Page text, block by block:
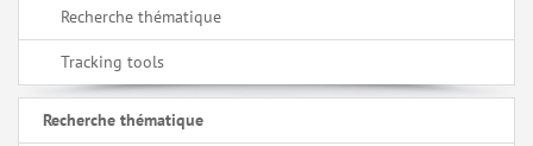
Recherche thématique
Tracking tools
Recherche thématique